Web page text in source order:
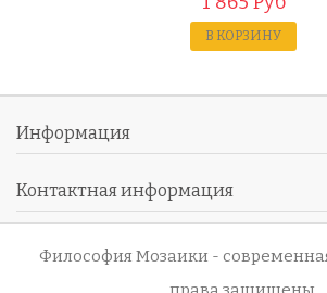
В КОРЗИНУ
Информация
Контактная информация
Философия Мозаики -